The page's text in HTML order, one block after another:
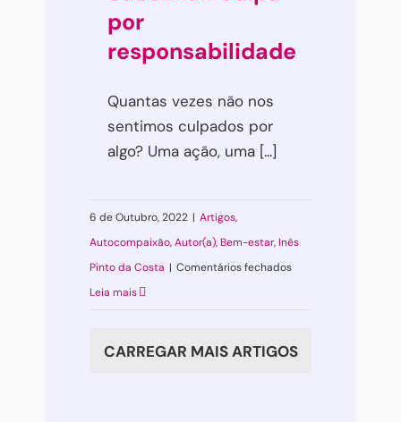
por
responsabilidade
Quantas vezes não nos
sentimos culpados por
algo? Uma ação, uma [...]
6 de Outubro, 2022 | Artigos,
Autocompaixão,Autor(a), Bem-estar, Inês
Pinto da Costa | Comentários fechadosem
Leia mais
CARREGAR MAIS ARTIGOS